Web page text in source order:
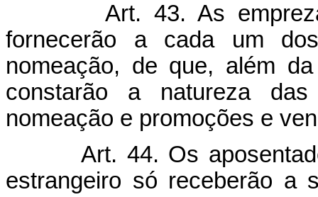
Art. 43. As
fornecerão a cada um
nomeação, de que, além
constarão a natureza
nomeação e promoções e
Art. 44. Os
estrangeiro só receberão a